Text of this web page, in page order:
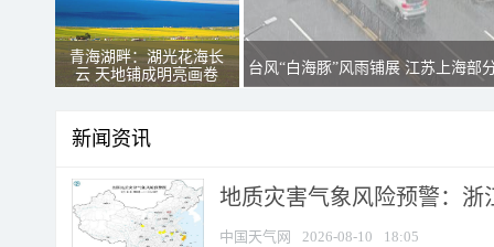
青海湖畔：湖光花海长
云 天地铺成明亮画卷
台风“白海豚”风雨铺展 江苏上海部
新闻资讯
地质灾害气象风险预警：浙
中国天气网 2026-08-10 18:05